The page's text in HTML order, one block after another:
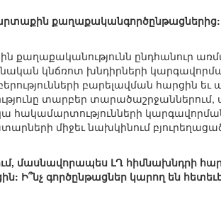
ընդհանուր
կնճռոտ խնդիրների
բարելավման հարցին եւ
տարբեր տարածաշրջաններում,
հակամարտությունների
միջեւ նախկինում
մասնավորապես ԼՂ հիմնախնդրի
գործընթացներ կարող են